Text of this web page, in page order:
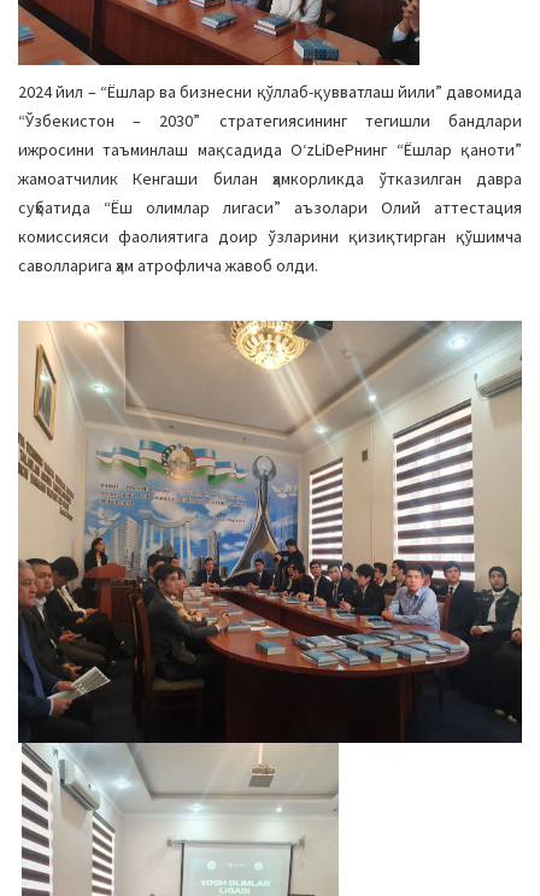
2024 йил – “Ёшлар ва бизнесни қўллаб-қувватлаш йили” давомида
“Ўзбекистон – 2030” стратегиясининг тегишли бандлари
ижросини таъминлаш мақсадида O‘zLiDePнинг “Ёшлар қаноти”
жамоатчилик Кенгаши билан ҳамкорликда ўтказилган давра
суҳбатида “Ёш олимлар лигаси” аъзолари Олий аттестация
комиссияси фаолиятига доир ўзларини қизиқтирган қўшимча
саволларига ҳам атрофлича жавоб олди.